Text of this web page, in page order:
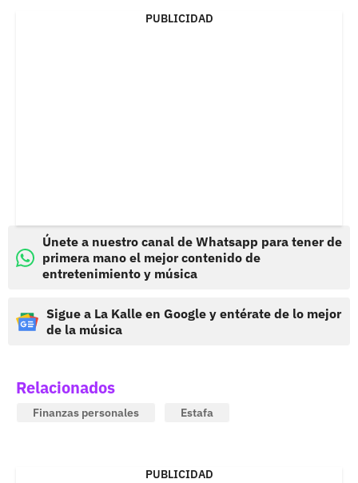
PUBLICIDAD
Únete a nuestro canal de Whatsapp para tener de
primera mano el mejor contenido de
entretenimiento y música
Sigue a La Kalle en Google y entérate de lo mejor
de la música
Relacionados
Finanzas personales Estafa
PUBLICIDAD